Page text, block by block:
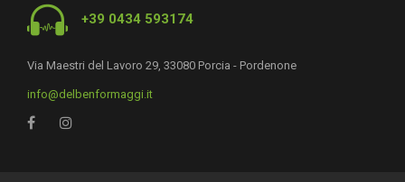
+39 0434 593174
Via Maestri del Lavoro 29, 33080 Porcia - Pordenone
info@delbenformaggi.it